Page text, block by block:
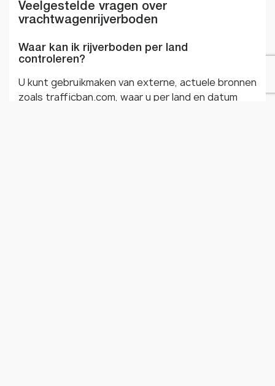
Veelgestelde vragen over
vrachtwagenrijverboden
Waar kan ik rijverboden per land
controleren?
U kunt gebruikmaken van externe, actuele bronnen
zoals trafficban.com, waar u per land en datum